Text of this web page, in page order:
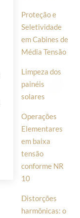
Proteção e
Seletividade
em Cabines de
Média Tensão
Limpeza dos
painéis
solares
Operações
Elementares
em baixa
tensão
conforme NR
10
Distorções
harmônicas: o